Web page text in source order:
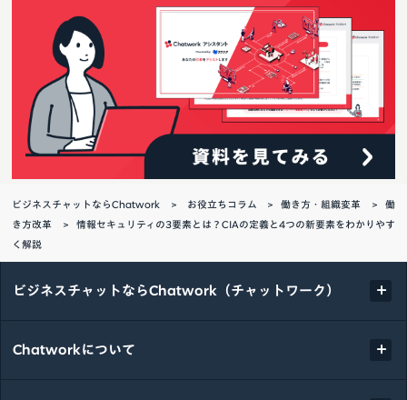
ビジネスチャットならChatwork お役立ちコラム 働き方・組織変革
働
き方改革
情報セキュリティの3要素とは？CIAの定義と4つの新要素をわかりやす
く解説
ビジネスチャットならChatwork（チャットワーク）
Chatworkについて